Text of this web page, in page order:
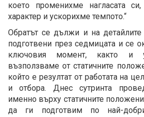
което променихме нагласата
характер и ускорихме темпото.“
Обратът се дължи и на детайлите
подготвени през седмицата и се
ключовия момент, както и
възползваме от статичните
който е резултат от работата на
и отбора. Днес сутринта
именно върху статичните
да ги подготвим по най-